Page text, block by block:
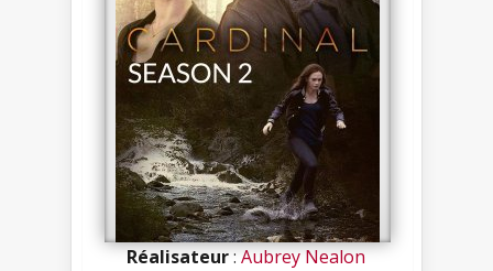
Réalisateur:Aubrey Nealon